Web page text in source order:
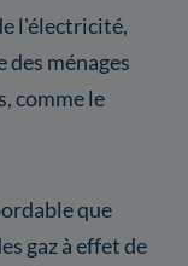
l'électricité,
des ménages
comme le
que
gaz à effet de